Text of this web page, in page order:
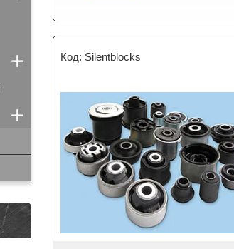
Silentblocks